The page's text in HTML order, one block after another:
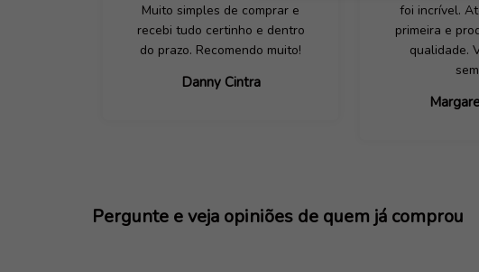
Muito simples de comprar e
recebi tudo certinho e dentro
do prazo. Recomendo muito!
Danny Cintra
foi incrível.
primeira e
qualidade.
Pergunte e veja opiniões de quem já comprou